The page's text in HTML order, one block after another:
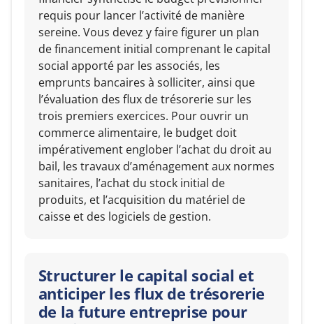
requis pour lancer l’activité de manière
sereine. Vous devez y faire figurer un plan
de financement initial comprenant le capital
social apporté par les associés, les
emprunts bancaires à solliciter, ainsi que
l’évaluation des flux de trésorerie sur les
trois premiers exercices. Pour ouvrir un
commerce alimentaire, le budget doit
impérativement englober l’achat du droit au
bail, les travaux d’aménagement aux normes
sanitaires, l’achat du stock initial de
produits, et l’acquisition du matériel de
caisse et des logiciels de gestion.
Structurer le capital social et
anticiper les flux de trésorerie
de la future entreprise pour